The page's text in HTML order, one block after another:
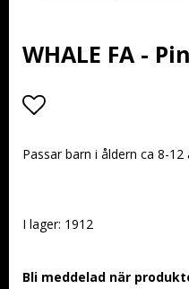
WHALE FA -
Lägg till i
Passar barn i åldern ca 8-12
I lager: 1912
Bli meddelad när